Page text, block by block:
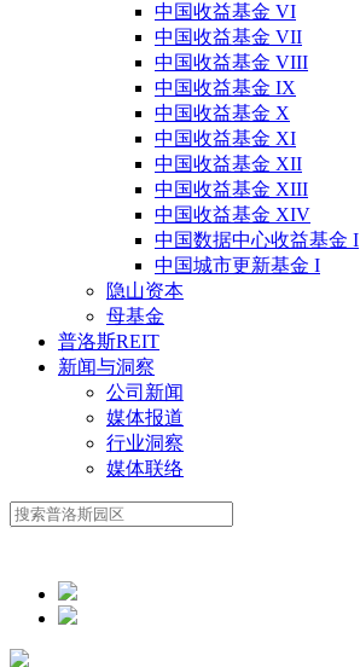
中国收益基金 VI
中国收益基金 VII
中国收益基金 VIII
中国收益基金 IX
中国收益基金 X
中国收益基金 XI
中国收益基金 XII
中国收益基金 XIII
中国收益基金 XIV
中国数据中心收益基金 I
中国城市更新基金 I
隐山资本
母基金
普洛斯REIT
新闻与洞察
公司新闻
媒体报道
行业洞察
媒体联络